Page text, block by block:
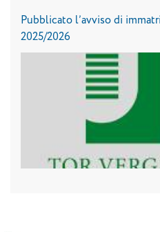
Pubblicato l’avviso di
2025/2026